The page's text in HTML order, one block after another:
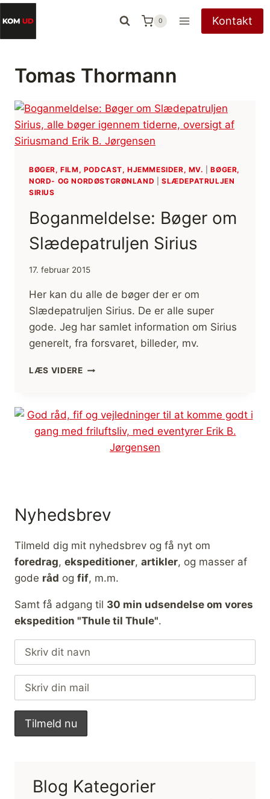
Fortsæt
til
indhold
0 Kontakt
Tomas Thormann
BØGER, FILM, PODCAST, HJEMMESIDER, MV. |BØGER,
NORD- OG NORDØSTGRØNLAND |SLÆDEPATRULJEN
SIRIUS
Boganmeldelse: Bøger om
Slædepatruljen Sirius
17. februar 2015
Her kan du alle de bøger der er om
Slædepatruljen Sirius. De er alle super
gode. Jeg har samlet information om Sirius
generelt, fra forsvaret, billeder, mv.
LÆS VIDEREBOGANMELDELSE:
SIRIUS
Nyhedsbrev
Tilmeld dig mit nyhedsbrev og få nyt om
foredrag, ekspeditioner, artikler, og masser af
gode råd og fif, m.m.
Samt få adgang til 30 min udsendelse om vores
ekspedition "Thule til Thule".
Blog Kategorier